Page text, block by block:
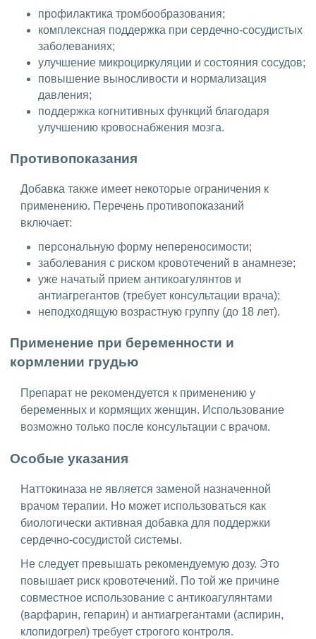
профилактика тромбообразования;
комплексная поддержка при сердечно-сосудистых
заболеваниях;
улучшение микроциркуляции и состояния сосудов;
повышение выносливости и нормализация
давления;
поддержка когнитивных функций благодаря
улучшению кровоснабжения мозга.
Противопоказания
Добавка также имеет некоторые ограничения к
применению. Перечень противопоказаний
включает:
персональную форму непереносимости;
заболевания с риском кровотечений в анамнезе;
уже начатый прием антикоагулянтов и
антиагрегантов (требует консультации врача);
неподходящую возрастную группу (до 18 лет).
Применение при беременности и
кормлении грудью
Препарат не рекомендуется к применению у
беременных и кормящих женщин. Использование
возможно только после консультации с врачом.
Особые указания
Наттокиназа не является заменой назначенной
врачом терапии. Но может использоваться как
биологически активная добавка для поддержки
сердечно-сосудистой системы.
Не следует превышать рекомендуемую дозу. Это
повышает риск кровотечений. По той же причине
совместное использование с антикоагулянтами
(варфарин, гепарин) и антиагрегантами (аспирин,
клопидогрел) требует строгого контроля.